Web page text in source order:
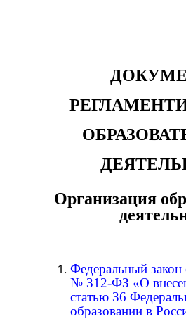
Организация
Федеральный
№ 312-ФЗ «О
статью 36
образовании в